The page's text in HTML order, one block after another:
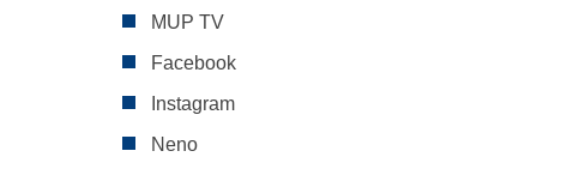
MUP TV
Facebook
Instagram
Neno